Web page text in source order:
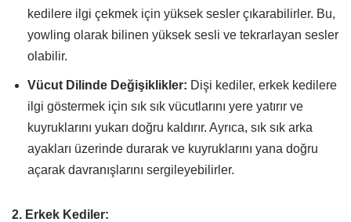
kedilere ilgi çekmek için yüksek sesler çıkarabilirler. Bu,
yowling olarak bilinen yüksek sesli ve tekrarlayan sesler
olabilir.
Vücut Dilinde Değişiklikler: Dişi kediler, erkek kedilere
ilgi göstermek için sık sık vücutlarını yere yatırır ve
kuyruklarını yukarı doğru kaldırır. Ayrıca, sık sık arka
ayakları üzerinde durarak ve kuyruklarını yana doğru
açarak davranışlarını sergileyebilirler.
2. Erkek Kediler: